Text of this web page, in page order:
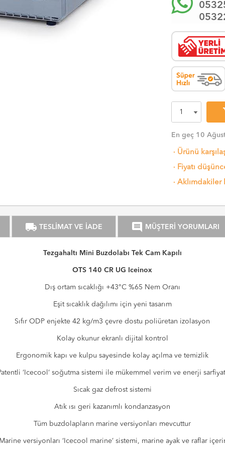
En geç 10
· Ürünü
· Fiyatı
·Aklımdakiler
local_shipping TESLİMAT VE İADE comment MÜŞTERİ YORUMLARI
Tezgahaltı Mini Buzdolabı Tek Cam Kapılı
OTS 140 CR UG Iceinox
Dış ortam sıcaklığı +43°C %65 Nem Oranı
Eşit sıcaklık dağılımı için yeni tasarım
Sıfır ODP enjekte 42 kg/m3 çevre dostu poliüretan izolasyon
Kolay okunur ekranlı dijital kontrol
Ergonomik kapı ve kulpu sayesinde kolay açılma ve temizlik
‘Icecool‘ soğutma sistemi ile mükemmel verim ve enerji
Sıcak gaz defrost sistemi
Atık ısı geri kazanımlı kondanzasyon
Tüm buzdolapların marine versiyonları mevcuttur
Marine versiyonları ‘Icecool marine’ sistemi, marine ayak ve raflar